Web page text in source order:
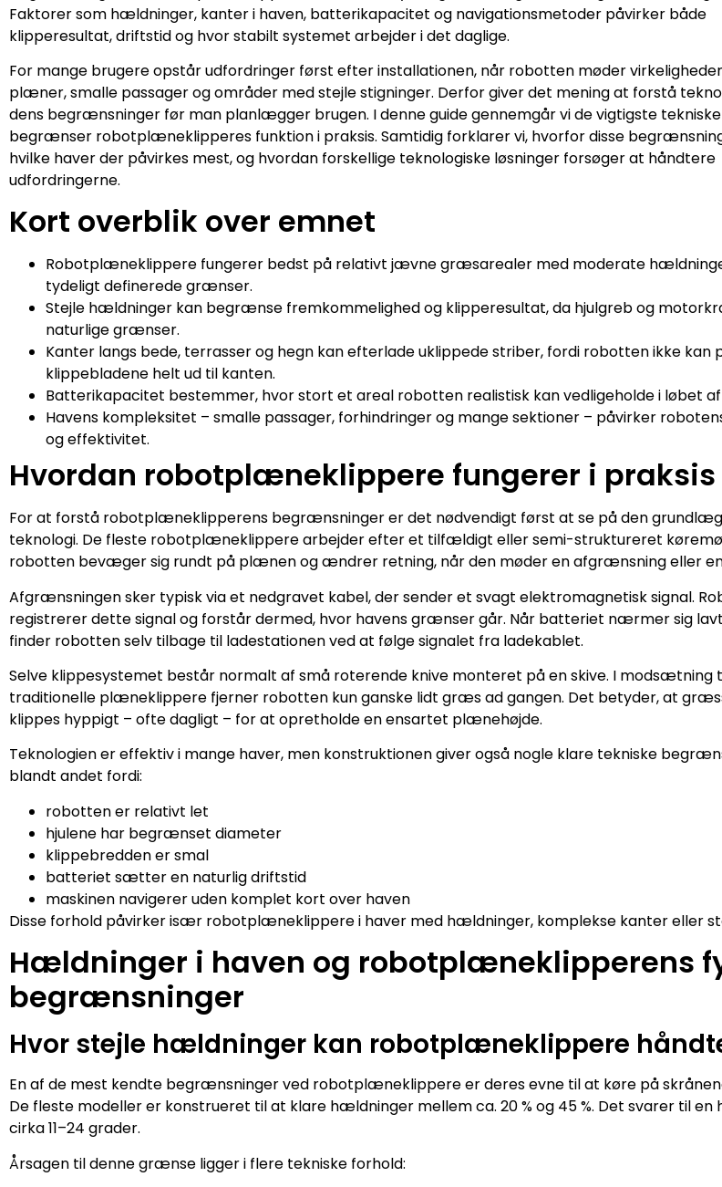
Faktorer som hældninger, kanter i haven, batterikapacitet og navigationsmetoder påvirker både
klipperesultat, driftstid og hvor stabilt systemet arbejder i det daglige.
For mange brugere opstår udfordringer først efter installationen, når robotten møder
plæner, smalle passager og områder med stejle stigninger. Derfor giver det mening at forstå
dens begrænsninger før man planlægger brugen. I denne guide gennemgår vi de vigtigste
begrænser robotplæneklipperes funktion i praksis. Samtidig forklarer vi, hvorfor disse
hvilke haver der påvirkes mest, og hvordan forskellige teknologiske løsninger forsøger at håndtere
udfordringerne.
Kort overblik over emnet
Robotplæneklippere fungerer bedst på relativt jævne græsarealer med moderate
tydeligt definerede grænser.
Stejle hældninger kan begrænse fremkommelighed og klipperesultat, da hjulgreb og
naturlige grænser.
Kanter langs bede, terrasser og hegn kan efterlade uklippede striber, fordi robotten ikke kan
klippebladene helt ud til kanten.
Batterikapacitet bestemmer, hvor stort et areal robotten realistisk kan vedligeholde i løbet
Havens kompleksitet – smalle passager, forhindringer og mange sektioner – påvirker
og effektivitet.
Hvordan robotplæneklippere fungerer i praksis
For at forstå robotplæneklipperens begrænsninger er det nødvendigt først at se på den
teknologi. De fleste robotplæneklippere arbejder efter et tilfældigt eller semi-struktureret
robotten bevæger sig rundt på plænen og ændrer retning, når den møder en afgrænsning eller
Afgrænsningen sker typisk via et nedgravet kabel, der sender et svagt elektromagnetisk signal.
registrerer dette signal og forstår dermed, hvor havens grænser går. Når batteriet nærmer sig
finder robotten selv tilbage til ladestationen ved at følge signalet fra ladekablet.
Selve klippesystemet består normalt af små roterende knive monteret på en skive. I modsætning
traditionelle plæneklippere fjerner robotten kun ganske lidt græs ad gangen. Det betyder, at
klippes hyppigt – ofte dagligt – for at opretholde en ensartet plænehøjde.
Teknologien er effektiv i mange haver, men konstruktionen giver også nogle klare tekniske
blandt andet fordi:
robotten er relativt let
hjulene har begrænset diameter
klippebredden er smal
batteriet sætter en naturlig driftstid
maskinen navigerer uden komplet kort over haven
Disse forhold påvirker især robotplæneklippere i haver med hældninger, komplekse kanter eller
Hældninger i haven og robotplæneklipperens
begrænsninger
Hvor stejle hældninger kan robotplæneklippere
En af de mest kendte begrænsninger ved robotplæneklippere er deres evne til at køre på
De fleste modeller er konstrueret til at klare hældninger mellem ca. 20 % og 45 %. Det svarer til
cirka 11–24 grader.
Årsagen til denne grænse ligger i flere tekniske forhold: